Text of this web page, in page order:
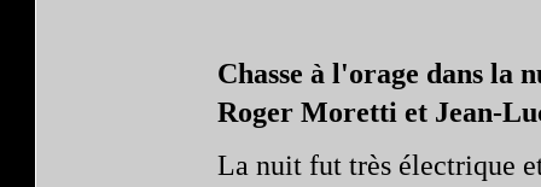
Chasse à l'orage dans la
Roger Moretti et Jean-
La nuit fut très électrique